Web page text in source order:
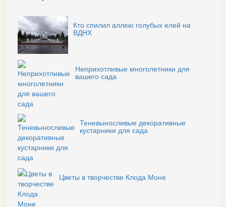
Кто спилил аллею голубых елей на
ВДНХ
Неприхотливые многолетники для
вашего сада
Теневыносливые декоративные
кустарники для сада
Цветы в творчестве Клода Моне